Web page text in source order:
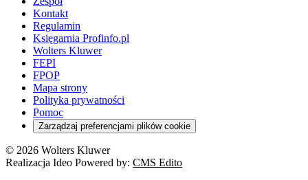
Kontakt
Regulamin
Księgarnia Profinfo.pl
Wolters Kluwer
FEPI
FPOP
Mapa strony
Polityka prywatności
Pomoc
Zarządzaj preferencjami plików cookie
© 2026 Wolters Kluwer
Realizacja Ideo Powered by: CMS Edito